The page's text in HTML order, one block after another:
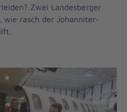
Zwei Landesberger
wie rasch der Johanniter-